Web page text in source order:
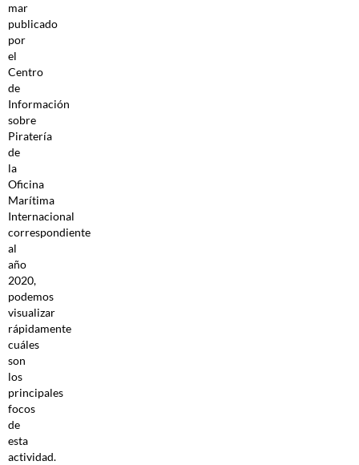
mar
publicado
por
el
Centro
de
Información
sobre
Piratería
de
la
Oficina
Marítima
Internacional
correspondiente
al
año
2020,
podemos
visualizar
rápidamente
cuáles
son
los
principales
focos
de
esta
actividad.